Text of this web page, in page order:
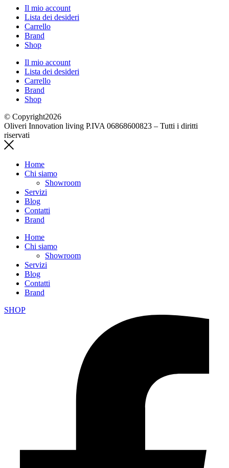
Il mio account
Lista dei desideri
Carrello
Brand
Shop
Il mio account
Lista dei desideri
Carrello
Brand
Shop
© Copyright2026
Oliveri Innovation living P.IVA 06868600823 – Tutti i diritti
riservati
Home
Chi siamo
Showroom
Servizi
Blog
Contatti
Brand
Home
Chi siamo
Showroom
Servizi
Blog
Contatti
Brand
SHOP